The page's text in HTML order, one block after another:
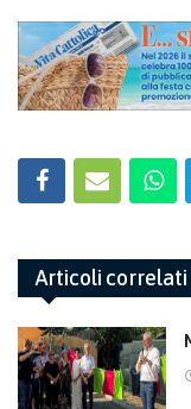
Articoli correlati